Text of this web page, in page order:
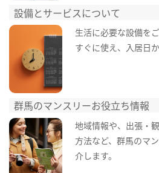
設備とサービスについて
生活に必要な設備を
すぐに使え、入居日
群馬のマンスリーお役立ち情報
地域情報や、出張・
方法など、群馬のマ
介します。